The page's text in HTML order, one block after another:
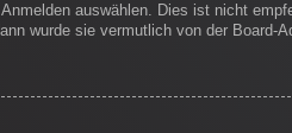
auswählen. Dies ist nicht
wurde sie vermutlich von der Board-